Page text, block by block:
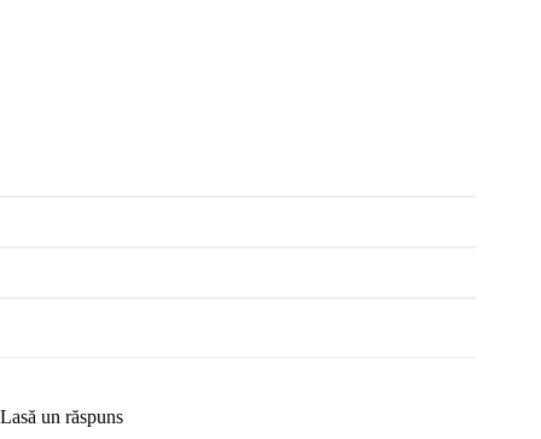
Lasă un răspuns